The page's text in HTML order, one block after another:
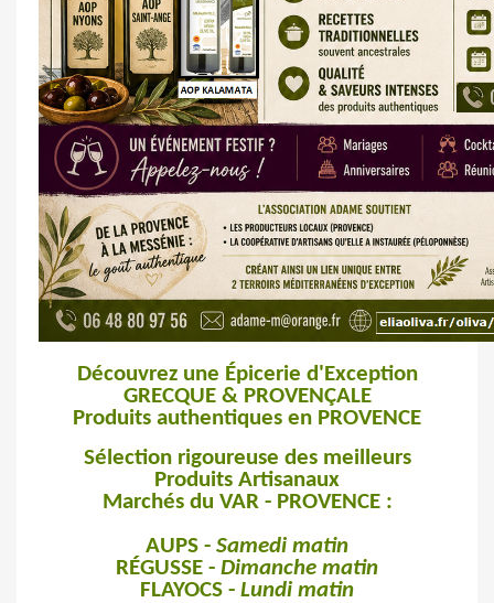
Découvrez une Épicerie d'Exception
GRECQUE & PROVENÇALE
Produits authentiques en PROVENCE
Sélection rigoureuse des meilleurs
Produits Artisanaux
Marchés du VAR - PROVENCE :
AUPS - Samedi matin
RÉGUSSE - Dimanche matin
FLAYOCS - Lundi matin